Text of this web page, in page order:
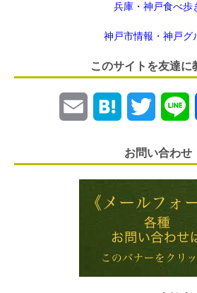
兵庫・神戸食べ歩
神戸市情報・神戸グ
このサイトを友達に
a t
a
i
t
e
r
n
お問い合わせ